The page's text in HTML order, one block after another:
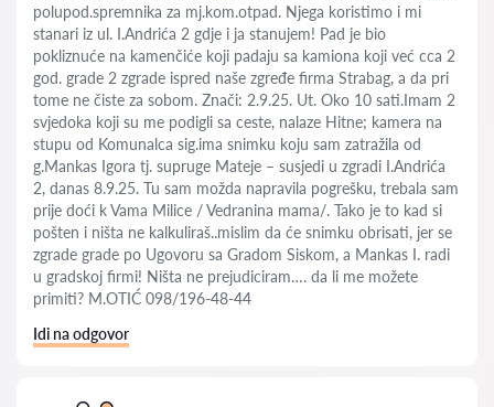
polupod.spremnika za mj.kom.otpad. Njega koristimo i mi
stanari iz ul. I.Andrića 2 gdje i ja stanujem! Pad je bio
pokliznuće na kamenčiće koji padaju sa kamiona koji već cca 2
god. grade 2 zgrade ispred naše zgređe firma Strabag, a da pri
tome ne čiste za sobom. Znači: 2.9.25. Ut. Oko 10 sati.Imam 2
svjedoka koji su me podigli sa ceste, nalaze Hitne; kamera na
stupu od Komunalca sig.ima snimku koju sam zatražila od
g.Mankas Igora tj. supruge Mateje – susjedi u zgradi I.Andrića
2, danas 8.9.25. Tu sam možda napravila pogrešku, trebala sam
prije doći k Vama Milice / Vedranina mama/. Tako je to kad si
pošten i ništa ne kalkuliraš..mislim da će snimku obrisati, jer se
zgrade grade po Ugovoru sa Gradom Siskom, a Mankas I. radi
u gradskoj firmi! Ništa ne prejudiciram…. da li me možete
primiti? M.OTIĆ 098/196-48-44
Idi na odgovor